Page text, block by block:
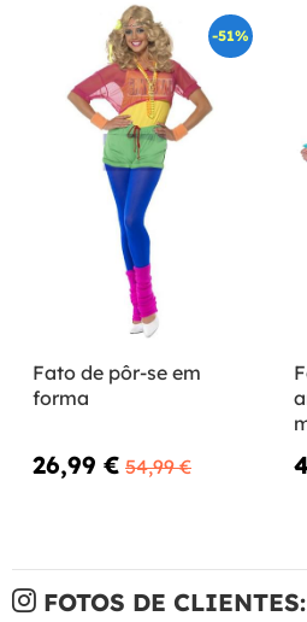
-51%
Fato de pôr-se em
forma
26,99 € 54,99 €
FOTOS DE CLIENTES: